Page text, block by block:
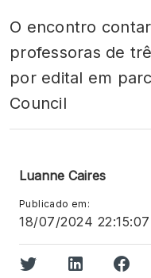
O encontro
professoras de
por edital em
Council
Luanne Caires
Publicado em:
18/07/2024 22:15:07